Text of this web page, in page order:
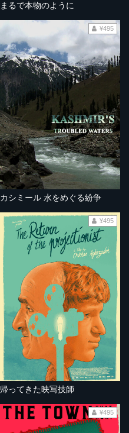
まるで本物のように
カシミール 水をめぐる紛争
¥495
帰ってきた映写技師
¥495
¥495